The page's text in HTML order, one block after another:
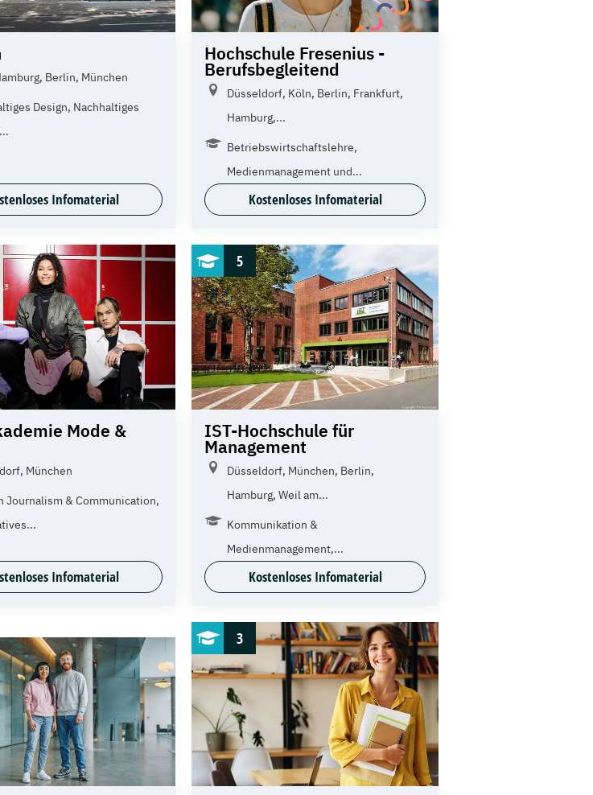
Berlin, München
Design, Nachhaltiges
Infomaterial
Hochschule Fresenius -
Berufsbegleitend
Düsseldorf, Köln, Berlin, Frankfurt,
Hamburg,...
Betriebswirtschaftslehre,
Medienmanagement und...
Kostenloses Infomaterial
Mode &
München
Journalism & Communication,
Infomaterial
5
IST-Hochschule für
Management
Düsseldorf, München, Berlin,
Hamburg, Weil am...
Kommunikation &
Medienmanagement,...
Kostenloses Infomaterial
3